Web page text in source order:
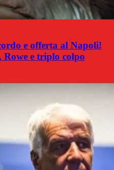
e offerta al Napoli!
e triplo colpo